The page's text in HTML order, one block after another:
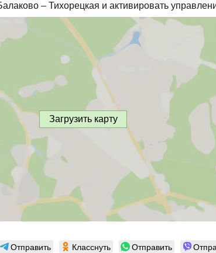
– Тихорецкая и активировать
Загрузить карту
Отправить Класснуть Отправить